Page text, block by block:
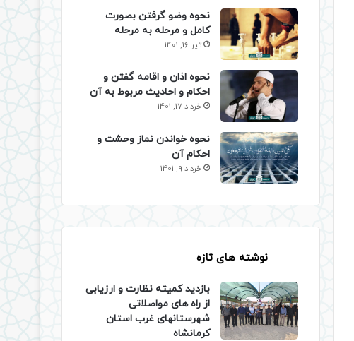
نحوه وضو گرفتن بصورت
کامل و مرحله به مرحله
تیر 16, 1401
نحوه اذان و اقامه گفتن و
احکام و احادیث مربوط به آن
خرداد 17, 1401
نحوه خواندن نماز وحشت و
احکام آن
خرداد 9, 1401
نوشته های تازه
بازدید کمیته نظارت و ارزیابی
از راه های مواصلاتی
شهرستانهای غرب استان
کرمانشاه